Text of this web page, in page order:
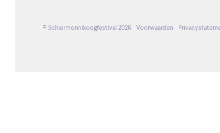
© Schiermonnikoogfestival 2026 Voorwaarden